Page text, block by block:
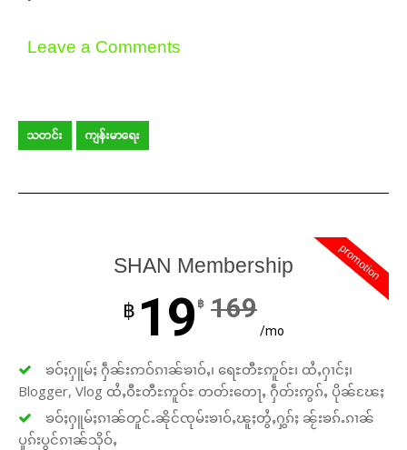
Leave a Comments
သတင်း ကျန်းမာရေး
promotion
SHAN Membership
฿ 19 ฿ 169
/mo
ၶဝ်ႈႁူမ်ႈ ႁဵၼ်းဢဝ်ၵၢၼ်ၶၢဝ်ႇ၊ ရေႊတီႊဢူဝ်ႊ၊ ထႆႇႁၢင်ႈ၊
Blogger, Vlog ထႆႇဝီႊတီႊဢူဝ်ႊ တတ်းတေႃႇ ႁဵတ်းဢွၵ်ႇ ပိုၼ်ၽႄႈ
ၶဝ်ႈႁူမ်ႈၵၢၼ်တူင်ႉၼိုင်ၸုမ်းၶၢဝ်ႇၽူႈတွႆႇႁွၵ်ႈ ၼႂ်းၶၵ်ႉၵၢၼ်
ပူၵ်းပွင်ၵၢၼ်သိုဝ်ႇ